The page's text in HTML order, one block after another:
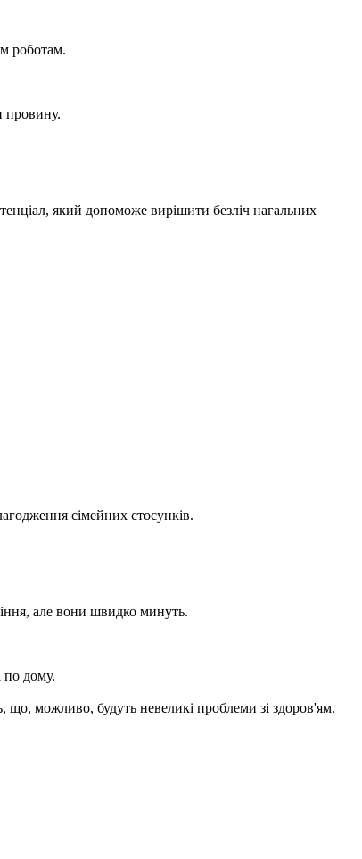
роботам.
провину.
який допоможе вирішити безліч нагальних
сімейних стосунків.
але вони швидко минуть.
по дому.
можливо, будуть невеликі проблеми зі здоров'ям.